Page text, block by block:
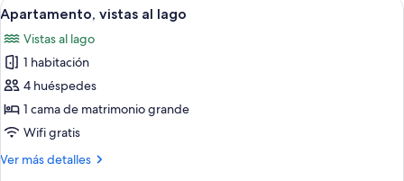
al
lago
todas
las
fotos
de
Apartamento,
vistas
lago
8
Apartamento, vistas al lago
Vistas al lago
1 habitación
4 huéspedes
1 cama de matrimonio grande
Wifi gratis
Ver más detalles
Más